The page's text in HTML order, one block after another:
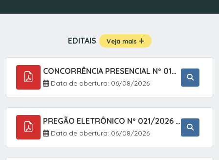
EDITAIS Veja mais
CONCORRÊNCIA PRESENCIAL Nº 019/2025 - PAVIMENTAÇÃO ASFÁLTICA EM TRECHO DA RUA 2 NO BAIRRO VILA SOARES NO MUNICÍPIO DE SETE BARRAS/SP.
Data de abertura: 06/08/2026
PREGÃO ELETRÔNICO Nº 021/2026 - AQUISIÇÃO DE CONTENTORES E CARRINHOS, DESTINADOS A COLETIVA E MANEJO DE RESÍDUOS SÓLIDOS, ATRAVÉS DO SISTEMA DE REGISTRO DE PREÇOS (SRP)
Data de abertura: 06/08/2026